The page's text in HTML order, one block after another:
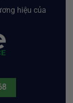
hiệu của